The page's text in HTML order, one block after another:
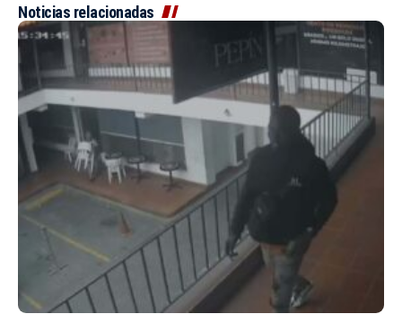
Noticias relacionadas